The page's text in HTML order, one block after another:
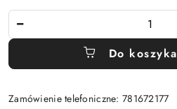
Do koszyka
Zamówienie telefoniczne: 781672177